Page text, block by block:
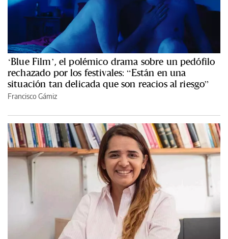
‘Blue Film’, el polémico drama sobre un pedófilo
rechazado por los festivales: “Están en una
situación tan delicada que son reacios al riesgo”
Francisco Gámiz